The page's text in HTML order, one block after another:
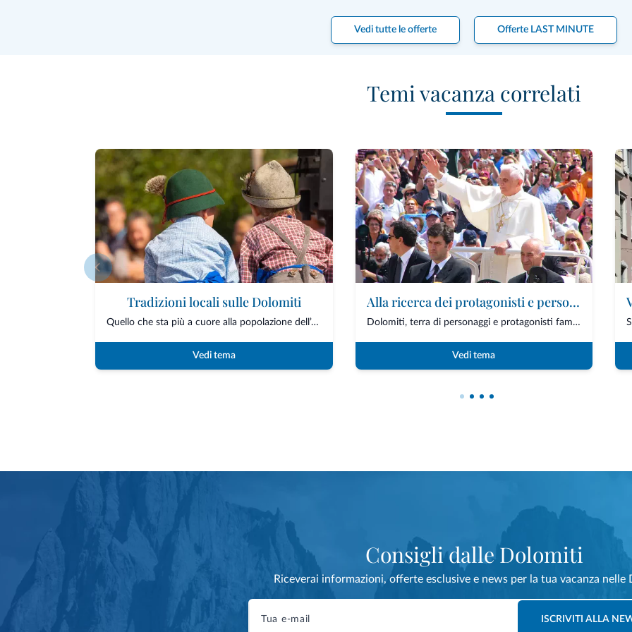
Vedi tutte le offerte Offerte LAST MINUTE
Temi vacanza correlati
Tradizioni locali sulle Dolomiti
Quello che sta più a cuore alla popolazione dell’Alto Adige, Trentino e Bellunese son...
Vedi tema
Alla ricerca dei protagonisti e personaggi delle Dolomiti
Dolomiti, terra di personaggi e protagonisti famosi. In queste terre sono nati o hann...
Vedi tema
Consigli dalle Dolomiti
Riceverai informazioni, offerte esclusive e news per la tua vacanza nelle
ISCRIVITI ALLA